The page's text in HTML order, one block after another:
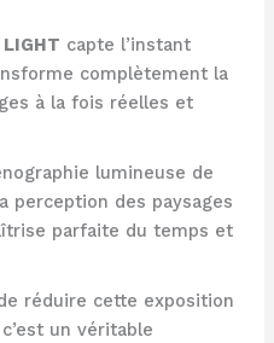
LIGHT capte l’instant
complètement la
à la fois réelles et
lumineuse de
perception des paysages
parfaite du temps et
réduire cette exposition
un véritable